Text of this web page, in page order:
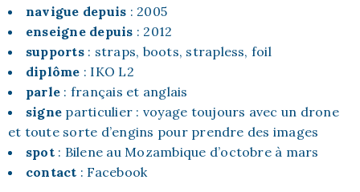
navigue depuis : 2005
enseigne depuis : 2012
supports: straps, boots, strapless, foil
diplôme : IKO L2
parle : français et anglais
signe particulier : voyage toujours avec un drone
et toute sorte d’engins pour prendre des images
spot: Bilene au Mozambique d’octobre à mars
contact : Facebook